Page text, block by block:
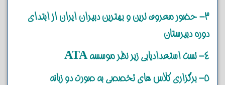
3- حضور معروف ترین و بهترین دبیران ایران از ابتدای
دوره دبیرستان
4- تست استعدادیابی زیر نظر موسسه ATA
5- برگزاری کلاس های تخصصی به صورت دو زبانه